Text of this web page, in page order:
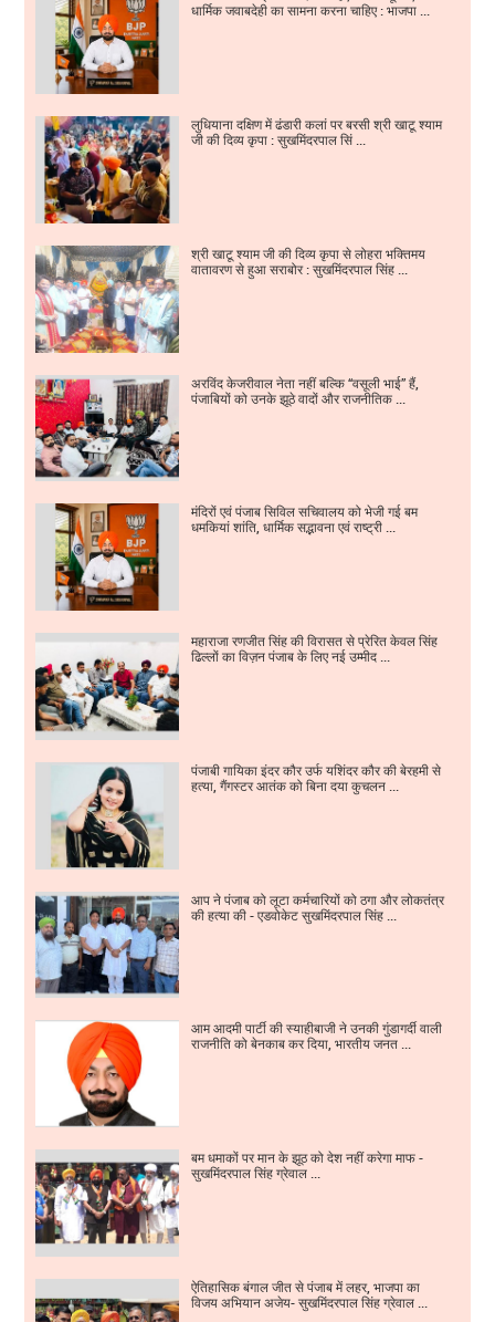
धार्मिक जवाबदेही का सामना करना चाहिए : भाजपा ...
लुधियाना दक्षिण में ढंडारी कलां पर बरसी श्री खाटू श्याम
जी की दिव्य कृपा : सुखमिंदरपाल सिं ...
श्री खाटू श्याम जी की दिव्य कृपा से लोहरा भक्तिमय
वातावरण से हुआ सराबोर : सुखमिंदरपाल सिंह ...
अरविंद केजरीवाल नेता नहीं बल्कि “वसूली भाई” हैं,
पंजाबियों को उनके झूठे वादों और राजनीतिक ...
मंदिरों एवं पंजाब सिविल सचिवालय को भेजी गई बम
धमकियां शांति, धार्मिक सद्भावना एवं राष्ट्री ...
महाराजा रणजीत सिंह की विरासत से प्रेरित केवल सिंह
ढिल्लों का विज़न पंजाब के लिए नई उम्मीद ...
पंजाबी गायिका इंदर कौर उर्फ यशिंदर कौर की बेरहमी से
हत्या, गैंगस्टर आतंक को बिना दया कुचलन ...
आप ने पंजाब को लूटा कर्मचारियों को ठगा और लोकतंत्र
की हत्या की - एडवोकेट सुखमिंदरपाल सिंह ...
आम आदमी पार्टी की स्याहीबाजी ने उनकी गुंडागर्दी वाली
राजनीति को बेनकाब कर दिया, भारतीय जनत ...
बम धमाकों पर मान के झूठ को देश नहीं करेगा माफ -
सुखमिंदरपाल सिंह ग्रेवाल ...
ऐतिहासिक बंगाल जीत से पंजाब में लहर, भाजपा का
विजय अभियान अजेय- सुखमिंदरपाल सिंह ग्रेवाल ...